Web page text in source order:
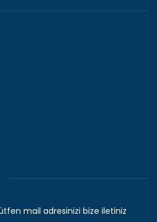
mail adresinizi bize iletiniz